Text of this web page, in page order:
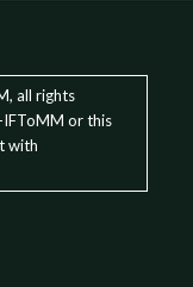
all rights
IFToMM or this
with